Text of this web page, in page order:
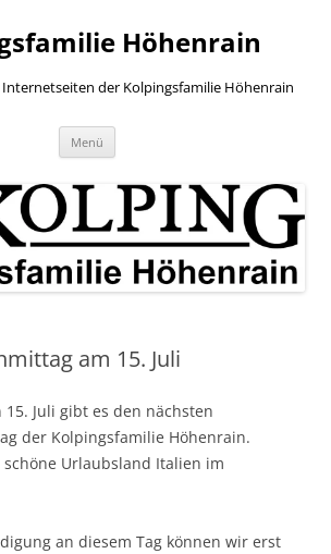
Höhenrain
der Kolpingsfamilie Höhenrain
Menü
am 15. Juli
Juli gibt es den nächsten
der Kolpingsfamilie Höhenrain.
Urlaubsland Italien im
an diesem Tag können wir erst